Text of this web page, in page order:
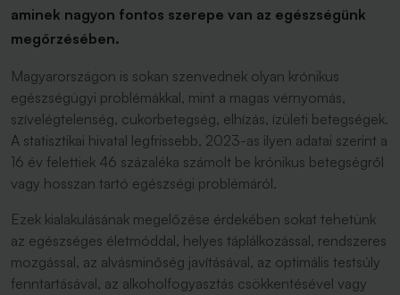
aminek nagyon fontos szerepe van az egészségünk
megőrzésében.
Magyarországon is sokan szenvednek olyan krónikus
egészségügyi problémákkal, mint a magas vérnyomás,
szívelégtelenség, cukorbetegség, elhízás, ízületi betegségek.
A statisztikai hivatal legfrissebb, 2023-as ilyen adatai szerint a
16 év felettiek 46 százaléka számolt be krónikus betegségről
vagy hosszan tartó egészségi problémáról.
Ezek kialakulásának megelőzése érdekében sokat tehetünk
az egészséges életmóddal, helyes táplálkozással, rendszeres
mozgással, az alvásminőség javításával, az optimális testsúly
fenntartásával, az alkoholfogyasztás csökkentésével vagy